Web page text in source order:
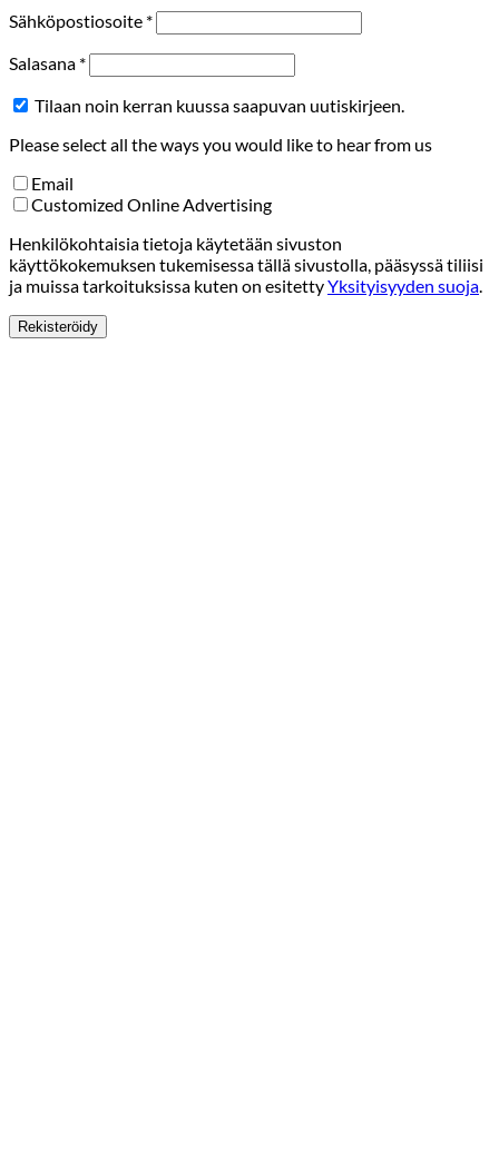
Sähköpostiosoite *Vaaditaan
Salasana *Vaaditaan
Tilaan noin kerran kuussa saapuvan uutiskirjeen.
Please select all the ways you would like to hear from us
Email
Customized Online Advertising
Henkilökohtaisia tietoja käytetään sivuston
käyttökokemuksen tukemisessa tällä sivustolla, pääsyssä tiliisi
ja muissa tarkoituksissa kuten on esitettyYksityisyyden suoja
Rekisteröidy